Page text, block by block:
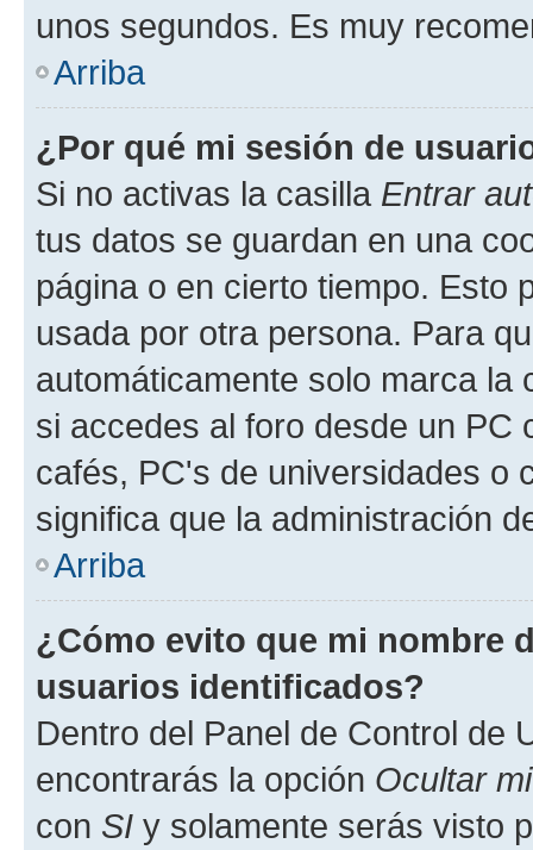
unos segundos. Es muy
Arriba
¿Por qué mi sesión de
Si no activas la casilla Entrar
tus datos se guardan en una
página o en cierto tiempo. Esto
usada por otra persona. Para
automáticamente solo marca la
si accedes al foro desde un PC
cafés, PC's de universidades o
significa que la administración
Arriba
¿Cómo evito que mi nombre
usuarios identificados?
Dentro del Panel de Control de
encontrarás la opción Ocultar
con SI y solamente serás visto